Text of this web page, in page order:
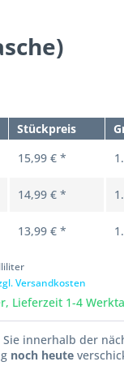
Stückpreis
15,99 € *
14,99 € *
13,99 € *
Versandkosten
Lieferzeit 1-4
Sie innerhalb der
noch heute